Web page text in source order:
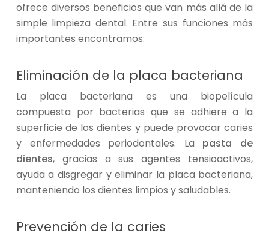
ofrece diversos beneficios que van más allá de la
simple limpieza dental. Entre sus funciones más
importantes encontramos:
Eliminación de la placa bacteriana
La placa bacteriana es una biopelícula
compuesta por bacterias que se adhiere a la
superficie de los dientes y puede provocar caries
y enfermedades periodontales. La pasta de
dientes, gracias a sus agentes tensioactivos,
ayuda a disgregar y eliminar la placa bacteriana,
manteniendo los dientes limpios y saludables.
Prevención de la caries